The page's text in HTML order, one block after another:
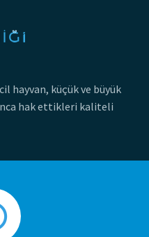
hayvan, küçük ve büyük
hak ettikleri kaliteli